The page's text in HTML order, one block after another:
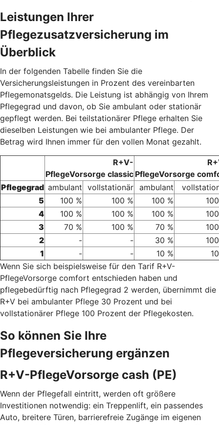
Leistungen Ihrer
Pflegezusatzversicherung im
Überblick
In der folgenden Tabelle finden Sie die
Versicherungsleistungen in Prozent des vereinbarten
Pflegemonatsgelds. Die Leistung ist abhängig von Ihrem
Pflegegrad und davon, ob Sie ambulant oder stationär
gepflegt werden. Bei teilstationärer Pflege erhalten Sie
dieselben Leistungen wie bei ambulanter Pflege. Der
Betrag wird Ihnen immer für den vollen Monat gezahlt.
R+V-
PflegeVorsorge classic PflegeVorsorge
Pflegegrad ambulant vollstationär ambulant
5
100 % 100 % 100 %
4
100 % 100 % 100 %
3
70 % 100 % 70 %
2
- - 30 %
1
- - 10 %
Wenn Sie sich beispielsweise für den Tarif R+V-
PflegeVorsorge comfort entschieden haben und
pflegebedürftig nach Pflegegrad 2 werden, übernimmt die
R+V bei ambulanter Pflege 30 Prozent und bei
vollstationärer Pflege 100 Prozent der Pflegekosten.
So können Sie Ihre
Pflegeversicherung ergänzen
R+V-PflegeVorsorge cash (PE)
Wenn der Pflegefall eintritt, werden oft größere
Investitionen notwendig: ein Treppenlift, ein passendes
Auto, breitere Türen, barrierefreie Zugänge im eigenen